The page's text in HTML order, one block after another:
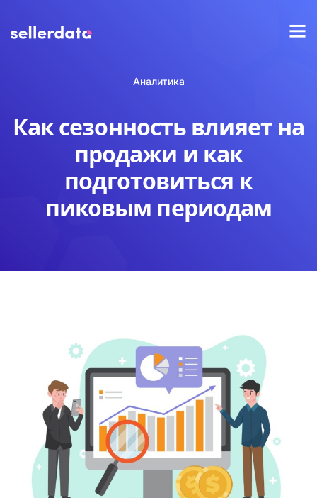
Аналитика
Как сезонность влияет на
продажи и как
подготовиться к
пиковым периодам